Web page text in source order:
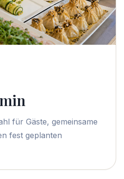
für Gäste, gemeinsame
fest geplanten